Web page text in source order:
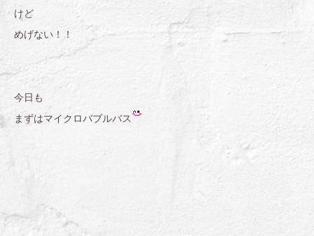
けど
めげない！！
今日も
まずはマイクロバブルバス